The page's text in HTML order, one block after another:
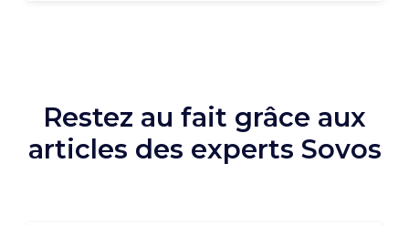
Restez au fait grâce aux
articles des experts Sovos